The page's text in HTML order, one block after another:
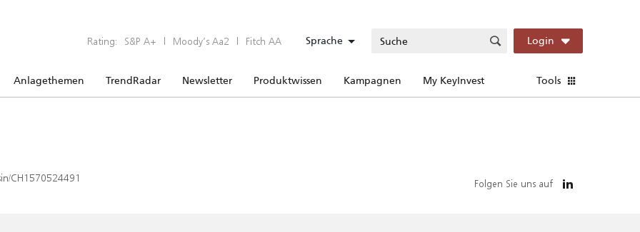
Rating: S&P A+ | Moody’s Aa2 | Fitch AA Sprache Login
Anlagethemen TrendRadar Newsletter Produktwissen Kampagnen My KeyInvest Tools
CH1570524491 Folgen Sie uns auf